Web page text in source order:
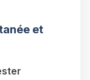
et